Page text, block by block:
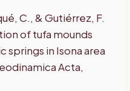
C., & Gutiérrez, F.
of tufa mounds
springs in Isona area
Acta,